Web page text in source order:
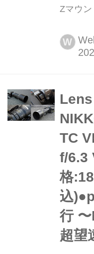
Zマウ
用レン
ズ全て
めコー
W
TC
f/6.3
格
込
行
超望